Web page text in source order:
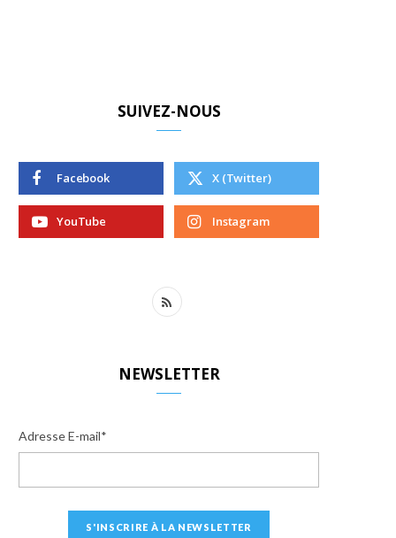
SUIVEZ-NOUS
Facebook X (Twitter)
YouTube Instagram
R
NEWSLETTER
Adresse E-mail*